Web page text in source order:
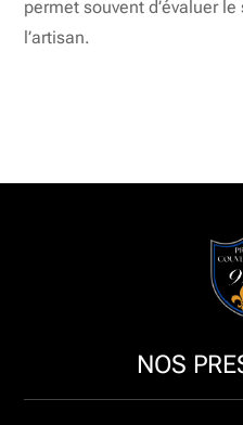
permet souvent d’évaluer
l’artisan.
NOS